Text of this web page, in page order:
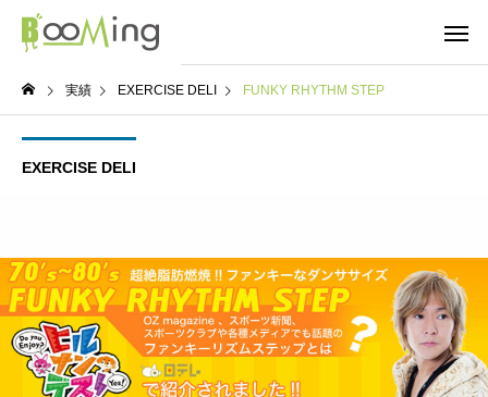
実績 EXERCISE DELI FUNKY RHYTHM STEP
EXERCISE DELI